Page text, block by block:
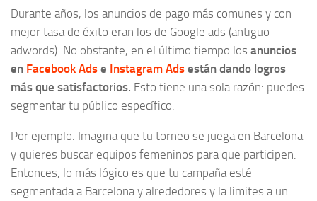
Durante años, los anuncios de pago más comunes y con
mejor tasa de éxito eran los de Google ads (antiguo
adwords). No obstante, en el último tiempo los anuncios
en Facebook Ads e Instagram Ads están dando logros
más que satisfactorios. Esto tiene una sola razón: puedes
segmentar tu público específico.
Por ejemplo. Imagina que tu torneo se juega en Barcelona
y quieres buscar equipos femeninos para que participen.
Entonces, lo más lógico es que tu campaña esté
segmentada a Barcelona y alrededores y la limites a un